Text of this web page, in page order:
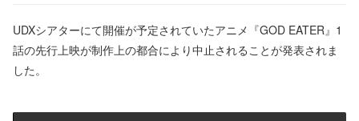
UDXシアターにて開催が予定されていたアニメ『GOD EATER』1
話の先行上映が制作上の都合により中止されることが発表されま
した。